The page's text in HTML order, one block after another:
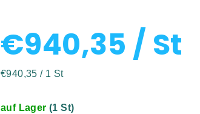
€940,35 / St
Verkaufspreis:
€940,35 / 1 St
auf Lager(1 St)